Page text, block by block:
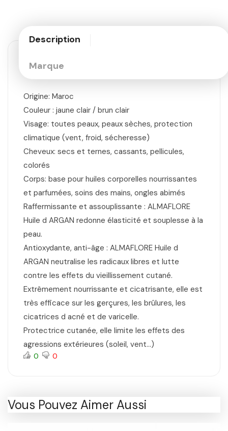
Description
Marque
Origine: Maroc
Couleur : jaune clair / brun clair
Visage: toutes peaux, peaux sèches, protection
climatique (vent, froid, sécheresse)
Cheveux: secs et ternes, cassants, pellicules,
colorés
Corps: base pour huiles corporelles nourrissantes
et parfumées, soins des mains, ongles abimés
Raffermissante et assouplissante : ALMAFLORE
Huile d ARGAN redonne élasticité et souplesse à la
peau.
Antioxydante, anti-âge : ALMAFLORE Huile d
ARGAN neutralise les radicaux libres et lutte
contre les effets du vieillissement cutané.
Extrêmement nourrissante et cicatrisante, elle est
très efficace sur les gerçures, les brûlures, les
cicatrices d acné et de varicelle.
Protectrice cutanée, elle limite les effets des
agressions extérieures (soleil, vent…)
0 0
Vous Pouvez Aimer Aussi